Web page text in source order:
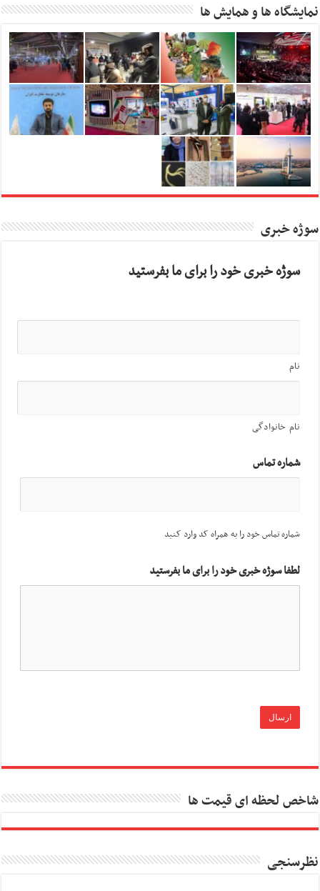
نمایشگاه ها و همایش ها
سوژه خبری
سوژه خبری خود را برای ما بفرستید
نام
نام خانوادگی
شماره تماس
شماره تماس خود را به همراه کد وارد کنید
لطفا سوژه خبری خود را برای ما بفرستید
شاخص لحظه ای قیمت ها
نظرسنجی